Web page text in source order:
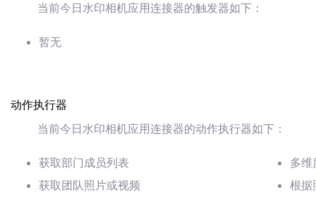
当前今日水印相机应用连接器的触发器如下：
暂无
动作执行器
当前今日水印相机应用连接器的动作执行器如下：
获取部门成员列表
获取团队照片或视频
多维
根据